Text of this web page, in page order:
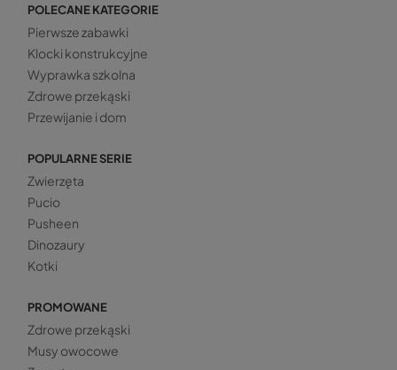
POLECANE KATEGORIE
Pierwsze zabawki
Klocki konstrukcyjne
Wyprawka szkolna
Zdrowe przekąski
Przewijanie i dom
POPULARNE SERIE
Zwierzęta
Pucio
Pusheen
Dinozaury
Kotki
PROMOWANE
Zdrowe przekąski
Musy owocowe